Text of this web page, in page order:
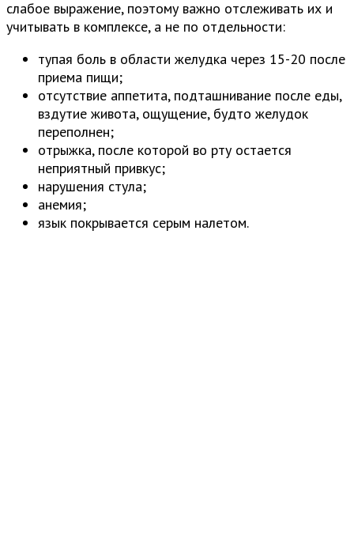
слабое выражение, поэтому важно отслеживать их и
учитывать в комплексе, а не по отдельности:
тупая боль в области желудка через 15-20 после
приема пищи;
отсутствие аппетита, подташнивание после еды,
вздутие живота, ощущение, будто желудок
переполнен;
отрыжка, после которой во рту остается
неприятный привкус;
нарушения стула;
анемия;
язык покрывается серым налетом.